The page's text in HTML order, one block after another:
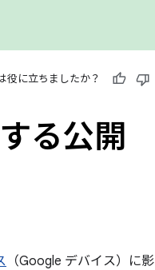
役に立ちましたか？
る公開
（Google デバイス）に影